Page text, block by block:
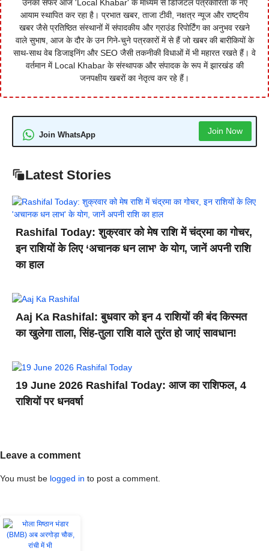
उनका सफर आज 'Local Khabar' के माध्यम से डिजिटल पत्रकारिता के नए
आयाम स्थापित कर रहा है। प्रभात खबर, ताजा टीवी, नक्षत्र न्यूज और राष्ट्रीय
खबर जैसे प्रतिष्ठित संस्थानों में संपादकीय और ग्राउंड रिपोर्टिंग का अनुभव रखने
वाले सुभाष, आज के दौर के उन गिने-चुने पत्रकारों में से हैं जो खबर की बारीकियों के
साथ-साथ वेब डिजाइनिंग और SEO जैसी तकनीकी विधाओं में भी महारत रखते हैं। वे
वर्तमान में Local Khabar के संस्थापक और संपादक के रूप में झारखंड की
जनपक्षीय खबरों का नेतृत्व कर रहे हैं।
Join WhatsApp Join Now
Latest Stories
Rashifal Today: शुक्रवार को मेष राशि में चंद्रमा का गोचर,
इन राशियों के लिए ‘अचानक धन लाभ’ के योग, जानें अपनी राशि
का हाल
Aaj Ka Rashifal: बुधवार को इन 4 राशियों की बंद किस्मत
का खुलेगा ताला, सिंह-तुला राशि वाले तुरंत हो जाएं सावधान!
19 June 2026 Rashifal Today: आज का राशिफल, 4
राशियों पर धनवर्षा
Leave a comment
You must be logged in to post a comment.